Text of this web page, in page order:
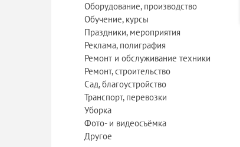
Оборудование, производство
Обучение, курсы
Праздники, мероприятия
Реклама, полиграфия
Ремонт и обслуживание техники
Ремонт, строительство
Сад, благоустройство
Транспорт, перевозки
Уборка
Фото- и видеосъёмка
Другое